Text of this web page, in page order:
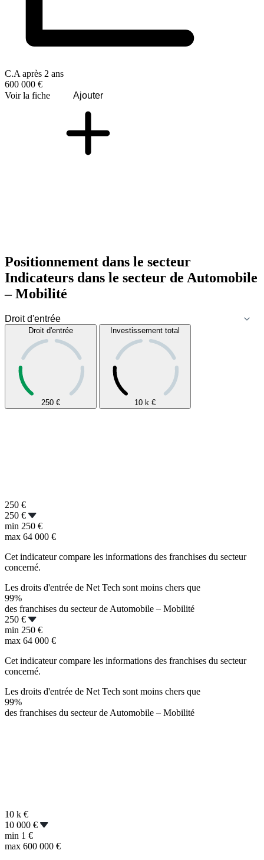
C.A après 2 ans
600 000 €
Voir la fiche
Ajouter
Positionnement dans le secteur
Indicateurs dans le secteur de Automobile
– Mobilité
Droit d'entrée
250 €
Investissement total
10 k €
250 €
250 €
min 250 €
max 64 000 €
Cet indicateur compare les informations des franchises du secteur
concerné.
Les droits d'entrée de Net Tech sont moins chers que
99%
des franchises du secteur de Automobile – Mobilité
250 €
min 250 €
max 64 000 €
Cet indicateur compare les informations des franchises du secteur
concerné.
Les droits d'entrée de Net Tech sont moins chers que
99%
des franchises du secteur de Automobile – Mobilité
10 k €
10 000 €
min 1 €
max 600 000 €